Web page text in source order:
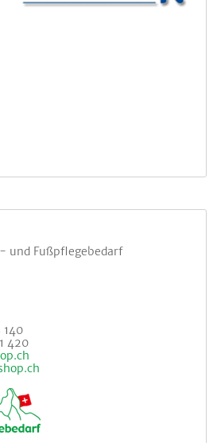
und Fußpflegebedarf
420